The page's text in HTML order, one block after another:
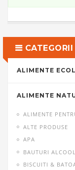
ALIMENTE
ALIMENTE
ALIMENTE
ALTE PRODUSE
APA
BAUTURI
BISCUITI &